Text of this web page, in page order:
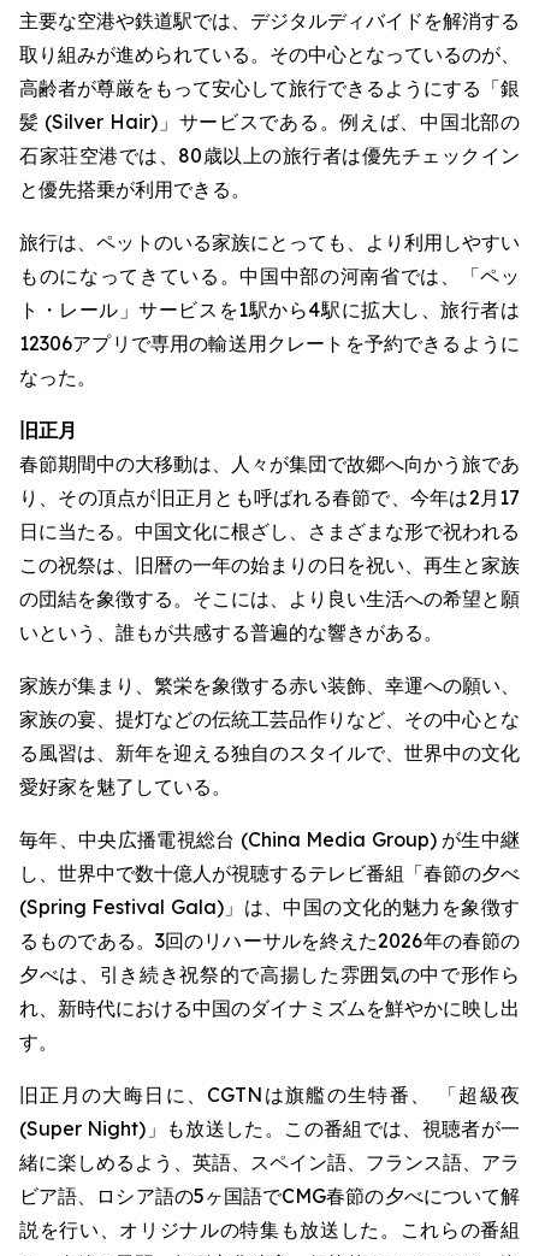
主要な空港や鉄道駅では、デジタルディバイドを解消する
取り組みが進められている。その中心となっているのが、
高齢者が尊厳をもって安心して旅行できるようにする「銀
髪 (Silver Hair)」サービスである。例えば、中国北部の
石家荘空港では、80歳以上の旅行者は優先チェックイン
と優先搭乗が利用できる。
旅行は、ペットのいる家族にとっても、より利用しやすい
ものになってきている。中国中部の河南省では、「ペッ
ト・レール」サービスを1駅から4駅に拡大し、旅行者は
12306アプリで専用の輸送用クレートを予約できるように
なった。
旧正月
春節期間中の大移動は、人々が集団で故郷へ向かう旅であ
り、その頂点が旧正月とも呼ばれる春節で、今年は2月17
日に当たる。中国文化に根ざし、さまざまな形で祝われる
この祝祭は、旧暦の一年の始まりの日を祝い、再生と家族
の団結を象徴する。そこには、より良い生活への希望と願
いという、誰もが共感する普遍的な響きがある。
家族が集まり、繁栄を象徴する赤い装飾、幸運への願い、
家族の宴、提灯などの伝統工芸品作りなど、その中心とな
る風習は、新年を迎える独自のスタイルで、世界中の文化
愛好家を魅了している。
毎年、中央広播電視総台 (China Media Group) が生中継
し、世界中で数十億人が視聴するテレビ番組「春節の夕べ
(Spring Festival Gala)」は、中国の文化的魅力を象徴す
るものである。3回のリハーサルを終えた2026年の春節の
夕べは、引き続き祝祭的で高揚した雰囲気の中で形作ら
れ、新時代における中国のダイナミズムを鮮やかに映し出
す。
旧正月の大晦日に、CGTNは旗艦の生特番、 「超級夜
(Super Night)」も放送した。この番組では、視聴者が一
緒に楽しめるよう、英語、スペイン語、フランス語、アラ
ビア語、ロシア語の5ヶ国語でCMG春節の夕べについて解
説を行い、オリジナルの特集も放送した。これらの番組